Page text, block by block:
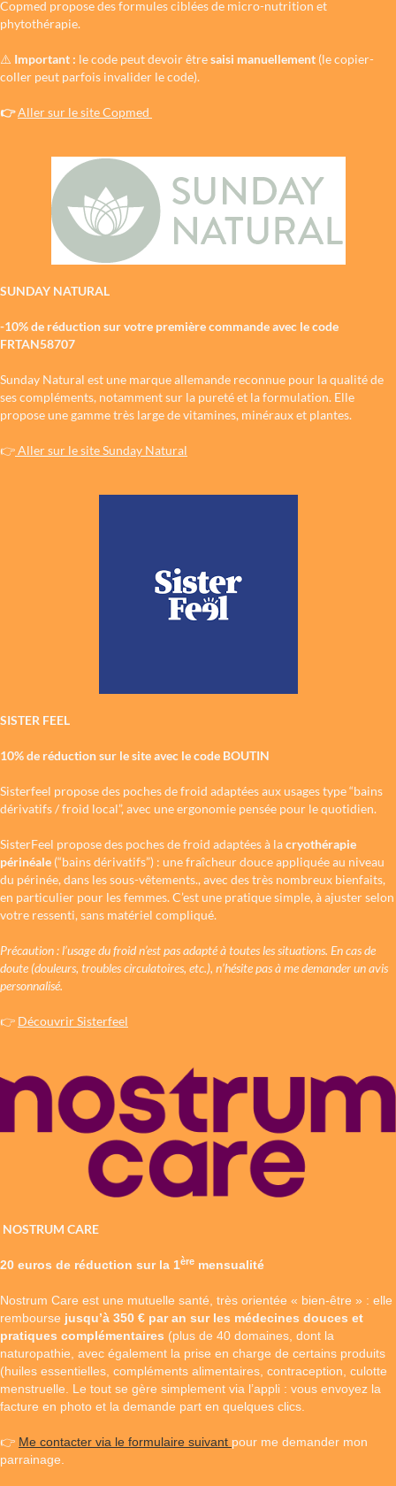
Copmed propose des formules ciblées de micro-nutrition et
phytothérapie.
⚠️ Important : le code peut devoir êtresaisi manuellement (le copier-
coller peut parfois invalider le code).
👉Aller sur le site Copmed
SUNDAY NATURAL
-10% de réduction sur votre première commande avec le code
FRTAN58707
Sunday Natural est une marque allemande reconnue pour la qualité de
ses compléments, notamment sur la pureté et la formulation. Elle
propose une gamme très large de vitamines, minéraux et plantes.
👉Aller sur le site Sunday Natural
SISTER FEEL
10% de réduction sur le site avec le code BOUTIN
Sisterfeel propose des poches de froid adaptées aux usages type “bains
dérivatifs / froid local”, avec une ergonomie pensée pour le quotidien.
SisterFeel propose des poches de froid adaptées à lacryothérapie
périnéale (“bains dérivatifs”) : une fraîcheur douce appliquée au niveau
du périnée, dans les sous-vêtements., avec des très nombreux bienfaits,
en particulier pour les femmes. C’est une pratique simple, à ajuster selon
votre ressenti, sans matériel compliqué.
Précaution : l’usage du froid n’est pas adapté à toutes les situations. En cas de
doute (douleurs, troubles circulatoires, etc.), n’hésite pas à me demander un avis
personnalisé.
👉 Découvrir Sisterfeel
NOSTRUM CARE
20 euros de réduction sur la 1ère mensualité
Nostrum Care est une mutuelle santé, très orientée « bien-être » : elle
rembourse jusqu’à 350 € par an sur les médecines douces et
pratiques complémentaires (plus de 40 domaines, dont la
naturopathie, avec également la prise en charge de certains produits
(huiles essentielles, compléments alimentaires, contraception, culotte
menstruelle. Le tout se gère simplement via l’appli : vous envoyez la
facture en photo et la demande part en quelques clics.
👉 Me contacter via le formulaire suivant pour me demander mon
parrainage.